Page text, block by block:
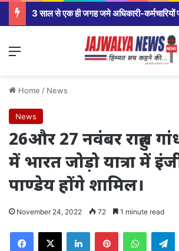
Menu
Home / News
News
26और 27 नवंबर राहुल
में भारत जोड़ो यात्रा में
पाण्डेय होंगे शामिल।
November 24, 2022 72 1 minute read
Facebook
X LinkedInPinterest